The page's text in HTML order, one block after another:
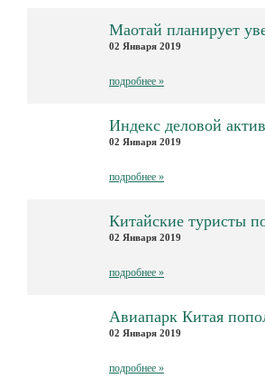
Маотай планирует
02 Января 2019
подробнее »
Индекс деловой
02 Января 2019
подробнее »
Китайские туристы
02 Января 2019
подробнее »
Авиапарк Китая
02 Января 2019
подробнее »